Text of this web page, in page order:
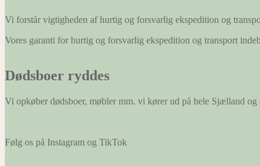
Vi forstår vigtigheden af hurtig og forsvarlig ekspedition og
Vores garanti for hurtig og forsvarlig ekspedition og transport
Dødsboer ryddes
Vi opkøber dødsboer, møbler mm. vi kører ud på hele Sjælland og
Følg os på Instagram og TikTok